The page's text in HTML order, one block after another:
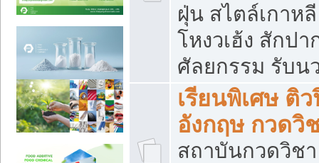
ฝุ่น สไตล์เกาห
โหงวเฮ้ง สักป
ศัลยกรรม รับน
เรียนพิเศษ ติ
อังกฤษ กวดวิ
สถาบันกวดวิช